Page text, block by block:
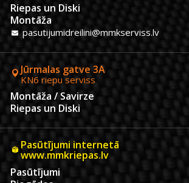
Riepas un Diski
Montāža
pasutijumidreilini@mmkserviss.lv
Jūrmalas gatve 3A
KN6 riepu serviss
Montāža / Savirze
Riepas un Diski
Pasūtījumi internetā
www.mmkriepas.lv
Pasūtījumi